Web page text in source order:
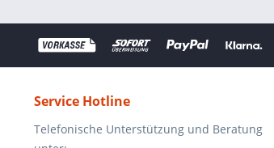
Service Hotline
Telefonische Unterstützung und Beratung